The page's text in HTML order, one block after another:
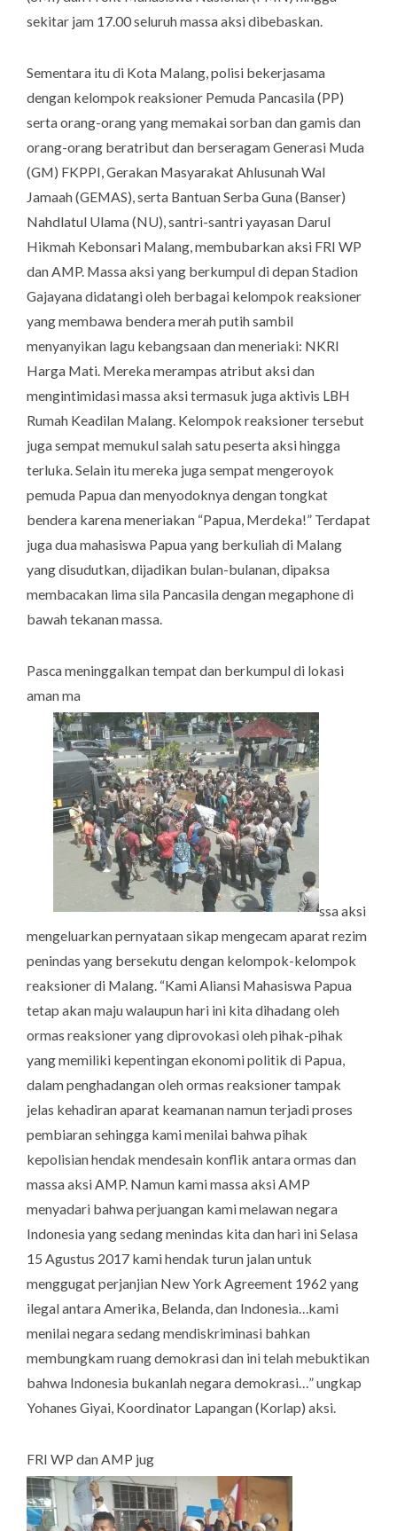
sekitar jam 17.00 seluruh massa aksi dibebaskan.
Sementara itu di Kota Malang, polisi bekerjasama
dengan kelompok reaksioner Pemuda Pancasila (PP)
serta orang-orang yang memakai sorban dan gamis dan
orang-orang beratribut dan berseragam Generasi Muda
(GM) FKPPI, Gerakan Masyarakat Ahlusunah Wal
Jamaah (GEMAS), serta Bantuan Serba Guna (Banser)
Nahdlatul Ulama (NU), santri-santri yayasan Darul
Hikmah Kebonsari Malang, membubarkan aksi FRI WP
dan AMP. Massa aksi yang berkumpul di depan Stadion
Gajayana didatangi oleh berbagai kelompok reaksioner
yang membawa bendera merah putih sambil
menyanyikan lagu kebangsaan dan meneriaki: NKRI
Harga Mati. Mereka merampas atribut aksi dan
mengintimidasi massa aksi termasuk juga aktivis LBH
Rumah Keadilan Malang. Kelompok reaksioner tersebut
juga sempat memukul salah satu peserta aksi hingga
terluka. Selain itu mereka juga sempat mengeroyok
pemuda Papua dan menyodoknya dengan tongkat
bendera karena meneriakan “Papua, Merdeka!” Terdapat
juga dua mahasiswa Papua yang berkuliah di Malang
yang disudutkan, dijadikan bulan-bulanan, dipaksa
membacakan lima sila Pancasila dengan megaphone di
bawah tekanan massa.
Pasca meninggalkan tempat dan berkumpul di lokasi
aman ma
ssa aksi
mengeluarkan pernyataan sikap mengecam aparat rezim
penindas yang bersekutu dengan kelompok-kelompok
reaksioner di Malang. “Kami Aliansi Mahasiswa Papua
tetap akan maju walaupun hari ini kita dihadang oleh
ormas reaksioner yang diprovokasi oleh pihak-pihak
yang memiliki kepentingan ekonomi politik di Papua,
dalam penghadangan oleh ormas reaksioner tampak
jelas kehadiran aparat keamanan namun terjadi proses
pembiaran sehingga kami menilai bahwa pihak
kepolisian hendak mendesain konflik antara ormas dan
massa aksi AMP. Namun kami massa aksi AMP
menyadari bahwa perjuangan kami melawan negara
Indonesia yang sedang menindas kita dan hari ini Selasa
15 Agustus 2017 kami hendak turun jalan untuk
menggugat perjanjian New York Agreement 1962 yang
ilegal antara Amerika, Belanda, dan Indonesia…kami
menilai negara sedang mendiskriminasi bahkan
membungkam ruang demokrasi dan ini telah mebuktikan
bahwa Indonesia bukanlah negara demokrasi…” ungkap
Yohanes Giyai, Koordinator Lapangan (Korlap) aksi.
FRI WP dan AMP jug